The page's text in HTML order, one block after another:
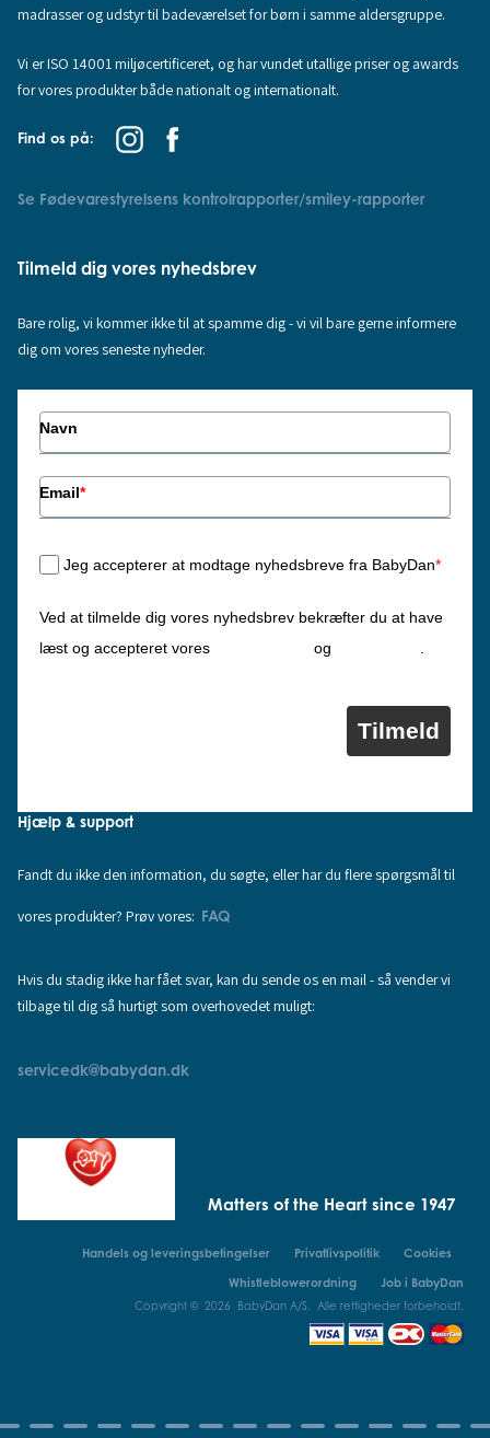
madrasser og udstyr til badeværelset for børn i samme aldersgruppe.
Vi er ISO 14001 miljøcertificeret, og har vundet utallige priser og awards
for vores produkter både nationalt og internationalt.
Find os på:
Se Fødevarestyrelsens kontrolrapporter/smiley-rapporter
Tilmeld dig vores nyhedsbrev
Bare rolig, vi kommer ikke til at spamme dig - vi vil bare gerne informere
dig om vores seneste nyheder.
Navn
Email*
Jeg accepterer at modtage nyhedsbreve fra BabyDan*
Ved at tilmelde dig vores nyhedsbrev bekræfter du at have
læst og accepteret vores
og
Tilmeld
Hjælp & support
Fandt du ikke den information, du søgte, eller har du flere spørgsmål til
vores produkter? Prøv vores: FAQ
Hvis du stadig ikke har fået svar, kan du sende os en mail - så vender vi
tilbage til dig så hurtigt som overhovedet muligt:
servicedk@babydan.dk
Matters of the Heart since 1947
Handels og leveringsbetingelser Privatlivspolitik
Cookies
Whistleblowerordning
Job i BabyDan
Copyright © 2026 BabyDan A/S. Alle rettigheder forbeholdt.